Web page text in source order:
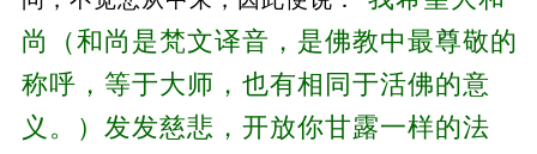
尚（和尚是梵文译音，是佛教中最尊敬的
称呼，等于大师，也有相同于活佛的意
义。）发发慈悲，开放你甘露一样的法